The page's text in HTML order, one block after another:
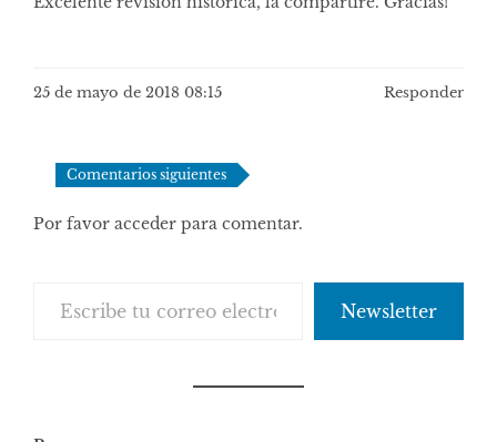
25 de mayo de 2018 08:15 Responder
Navegación
de
comentarios
Comentarios siguientes
Por favor acceder para comentar.
Newsletter